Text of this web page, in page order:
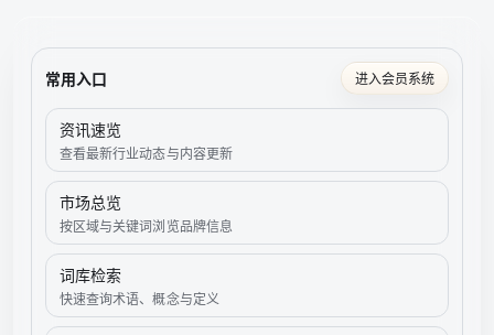
常用入口 进入会员系统
资讯速览
查看最新行业动态与内容更新
市场总览
按区域与关键词浏览品牌信息
词库检索
快速查询术语、概念与定义